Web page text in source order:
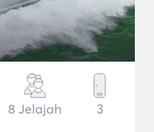
8 Jelajah 3